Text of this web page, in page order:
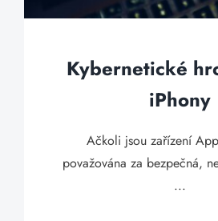
Kybernetické
iPhony
Ačkoli jsou zařízení
považována za bezpečná,
...